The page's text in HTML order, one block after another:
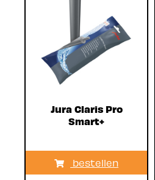
Jura Claris Pro
Smart+
bestellen